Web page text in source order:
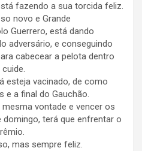
fazendo a sua torcida feliz.
novo e Grande
Guerrero, está dando
adversário, e conseguindo
cabecear a pelota dentro
esteja vacinado, de como
e a final do Gauchão.
vontade e vencer os
domingo, terá que enfrentar o
mas sempre feliz.